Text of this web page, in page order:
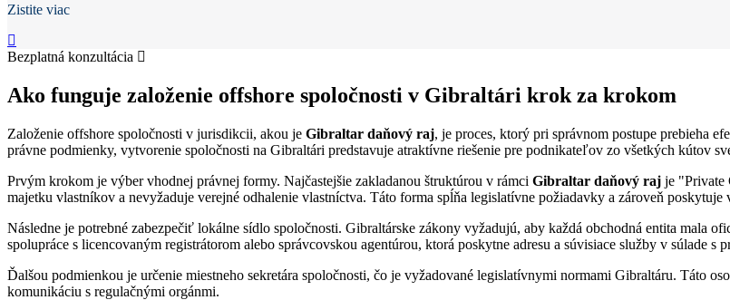
Zistite viac
Bezplatná konzultácia
Ako funguje založenie offshore spoločnosti v Gibraltári krok za krokom
Založenie offshore spoločnosti v jurisdikcii, akou je Gibraltar daňový raj, je proces, ktorý pri správnom postupe prebieha
právne podmienky, vytvorenie spoločnosti na Gibraltári predstavuje atraktívne riešenie pre podnikateľov zo všetkých kútov
Prvým krokom je výber vhodnej právnej formy. Najčastejšie zakladanou štruktúrou v rámci Gibraltar daňový raj je "Private
majetku vlastníkov a nevyžaduje verejné odhalenie vlastníctva. Táto forma spĺňa legislatívne požiadavky a zároveň
Následne je potrebné zabezpečiť lokálne sídlo spoločnosti. Gibraltárske zákony vyžadujú, aby každá obchodná entita mala
spolupráce s licencovaným registrátorom alebo správcovskou agentúrou, ktorá poskytne adresu a súvisiace služby v súlade s
Ďalšou podmienkou je určenie miestneho sekretára spoločnosti, čo je vyžadované legislatívnymi normami Gibraltáru. Táto
komunikáciu s regulačnými orgánmi.